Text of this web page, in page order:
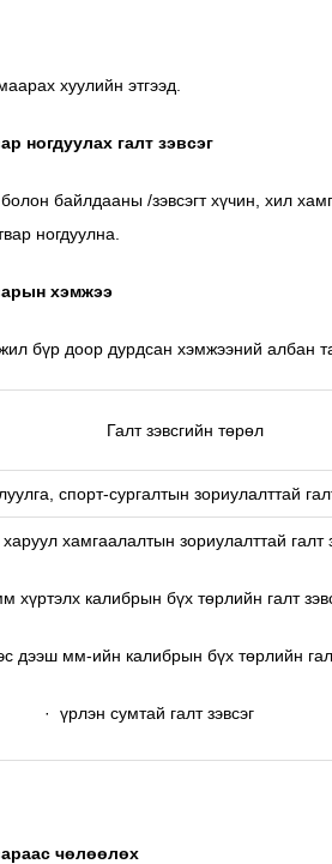
хуулийн этгээд.
ногдуулах галт зэвсэг
байлдааны /зэвсэгт хүчин, хил
ногдуулна.
хэмжээ
бүр доор дурдсан хэмжээний албан
Галт зэвсгийн төрөл
спорт-сургалтын зориулалттай
хамгаалалтын зориулалттай галт
хүртэлх калибрын бүх төрлийн галт
дээш мм-ийн калибрын бүх төрлийн
· үрлэн сумтай галт зэвсэг
чөлөөлөх